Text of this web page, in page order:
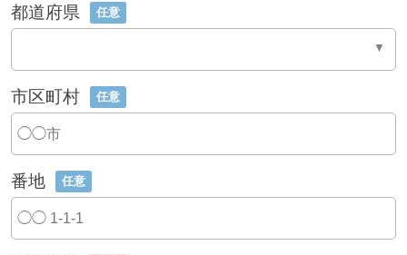
都道府県 任意
市区町村 任意
番地 任意